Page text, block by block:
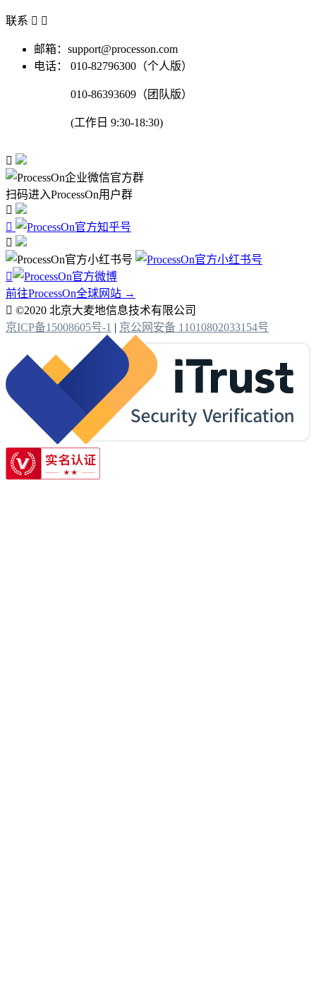
联系  
邮箱：support@processon.com
电话：
010-82796300（个人版）
010-86393609（团队版）
(工作日 9:30-18:30)

扫码进入ProcessOn用户群




前往ProcessOn全球网站 →
 ©2020 北京大麦地信息技术有限公司
京ICP备15008605号-1 | 京公网安备 11010802033154号